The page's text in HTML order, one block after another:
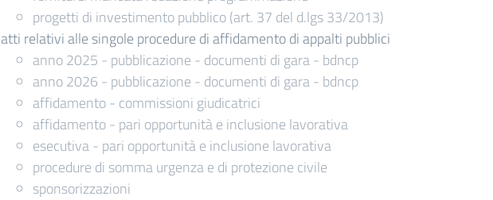
progetti di investimento pubblico (art. 37 del d.lgs 33/2013)
atti relativi alle singole procedure di affidamento di appalti pubblici
anno 2025 - pubblicazione - documenti di gara - bdncp
anno 2026 - pubblicazione - documenti di gara - bdncp
affidamento - commissioni giudicatrici
affidamento - pari opportunità e inclusione lavorativa
esecutiva - pari opportunità e inclusione lavorativa
procedure di somma urgenza e di protezione civile
sponsorizzazioni